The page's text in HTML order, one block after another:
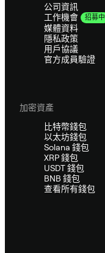
公司資訊
工作機會
招募中
媒體資料
隱私政策
用戶協議
官方成員驗證
加密資產
比特幣錢包
以太坊錢包
Solana 錢包
XRP 錢包
USDT 錢包
BNB 錢包
查看所有錢包